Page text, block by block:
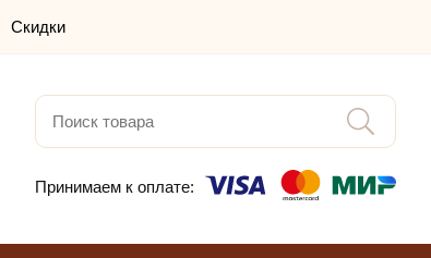
Скидки
Принимаем к оплате: